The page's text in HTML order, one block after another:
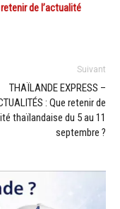
retenir de l’actualité
Suivant
THAÏLANDE EXPRESS –
: Que retenir de
thaïlandaise du 5 au 11
septembre ?